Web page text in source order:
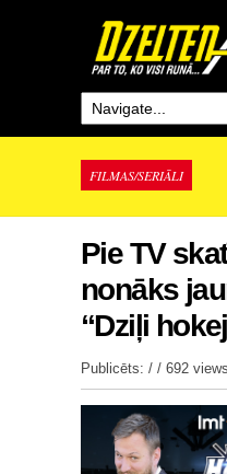
FILMAS/SERIĀLI
Pie TV
nonāks
“Dziļi
Publicēts: / / 692 views